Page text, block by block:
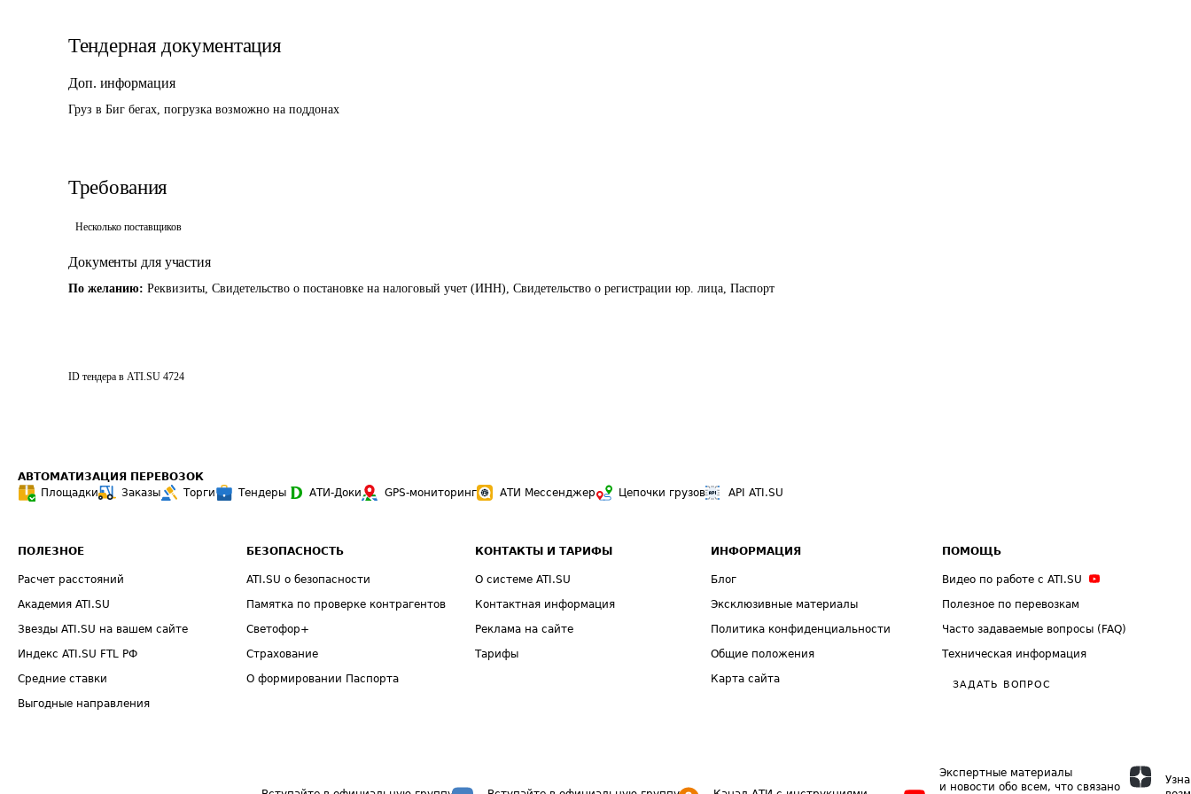
Тендерная документация
Доп. информация
Груз в Биг бегах, погрузка возможно на поддонах
Требования
Несколько поставщиков
Документы для участия
По желанию: Реквизиты, Свидетельство о постановке на налоговый учет (ИНН), Свидетельство о регистрации юр. лица, Паспорт
ID тендера в ATI.SU 4724
АВТОМАТИЗАЦИЯ ПЕРЕВОЗОК
Площадки
Заказы Торги Тендеры АТИ-Доки GPS-мониторинг АТИ Мессенджер Цепочки грузов API ATI.SU
ПОЛЕЗНОЕ
Расчет расстояний
Академия ATI.SU
Звезды ATI.SU на вашем сайте
Индекс ATI.SU FTL РФ
Средние ставки
Выгодные направления
БЕЗОПАСНОСТЬ
ATI.SU о безопасности
Памятка по проверке контрагентов
Светофор+
Страхование
О формировании Паспорта
КОНТАКТЫ И ТАРИФЫ
О системе ATI.SU
Контактная информация
Реклама на сайте
Тарифы
ИНФОРМАЦИЯ
Блог
Эксклюзивные материалы
Политика конфиденциальности
Общие положения
Карта сайта
ПОМОЩЬ
Видео по работе с ATI.SU
Полезное по перевозкам
Часто задаваемые вопросы (FAQ)
Техническая информация
ЗАДАТЬ ВОПРОС
Экспертные материалы
и новости обо всем, что связано